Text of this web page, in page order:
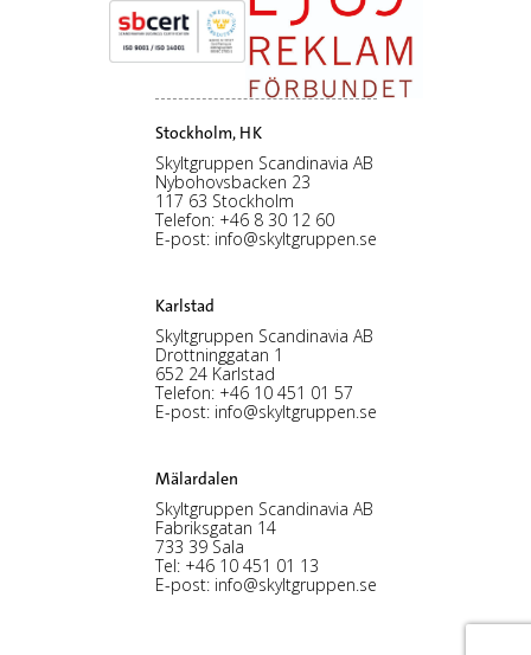
Stockholm, HK
Skyltgruppen Scandinavia AB
Nybohovsbacken 23
117 63 Stockholm
Telefon: +46 8 30 12 60
E-post: info@skyltgruppen.se
Karlstad
Skyltgruppen Scandinavia AB
Drottninggatan 1
652 24 Karlstad
Telefon: +46 10 451 01 57
E-post: info@skyltgruppen.se
Mälardalen
Skyltgruppen Scandinavia AB
Fabriksgatan 14
733 39 Sala
Tel: +46 10 451 01 13
E-post: info@skyltgruppen.se